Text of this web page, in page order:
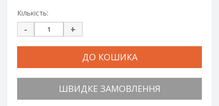
200 або більше 22.00 грн.
300 або більше 21.50 грн.
500 або більше 21.00 грн.
700 або більше 20.50 грн.
1000 або більше 20.00 грн.
Кількість:
- +
ДО КОШИКА
ШВИДКЕ ЗАМОВЛЕННЯ